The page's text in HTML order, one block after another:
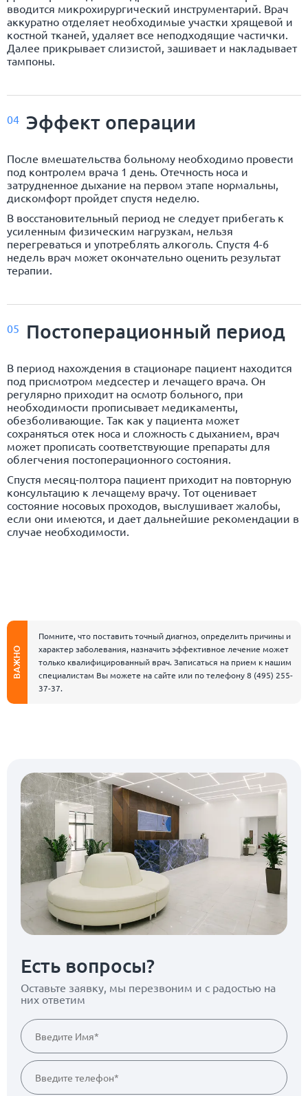
вводится микрохирургический инструментарий. Врач
аккуратно отделяет необходимые участки хрящевой и
костной тканей, удаляет все неподходящие частички.
Далее прикрывает слизистой, зашивает и накладывает
тампоны.
04 Эффект операции
После вмешательства больному необходимо провести
под контролем врача 1 день. Отечность носа и
затрудненное дыхание на первом этапе нормальны,
дискомфорт пройдет спустя неделю.
В восстановительный период не следует прибегать к
усиленным физическим нагрузкам, нельзя
перегреваться и употреблять алкоголь. Спустя 4-6
недель врач может окончательно оценить результат
терапии.
05 Постоперационный период
В период нахождения в стационаре пациент находится
под присмотром медсестер и лечащего врача. Он
регулярно приходит на осмотр больного, при
необходимости прописывает медикаменты,
обезболивающие. Так как у пациента может
сохраняться отек носа и сложность с дыханием, врач
может прописать соответствующие препараты для
облегчения постоперационного состояния.
Спустя месяц-полтора пациент приходит на повторную
консультацию к лечащему врачу. Тот оценивает
состояние носовых проходов, выслушивает жалобы,
если они имеются, и дает дальнейшие рекомендации в
случае необходимости.
ВАЖНО
Помните, что поставить точный диагноз, определить причины и
характер заболевания, назначить эффективное лечение может
только квалифицированный врач. Записаться на прием к нашим
специалистам Вы можете на сайте или по телефону8 (495) 255-
37-37.
Есть вопросы?
Оставьте заявку, мы перезвоним и с радостью на
них ответим